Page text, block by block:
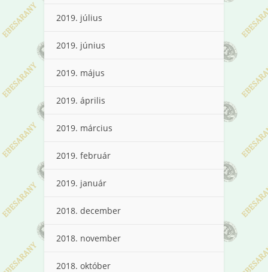
2019. július
2019. június
2019. május
2019. április
2019. március
2019. február
2019. január
2018. december
2018. november
2018. október